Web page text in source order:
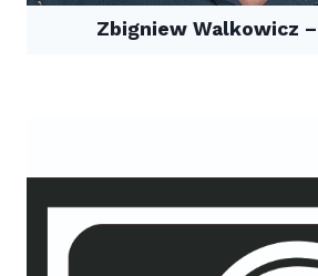
Zbigniew Walkowicz